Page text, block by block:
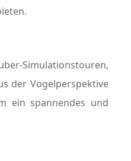
Simulationstouren,
der Vogelperspektive
ein spannendes und